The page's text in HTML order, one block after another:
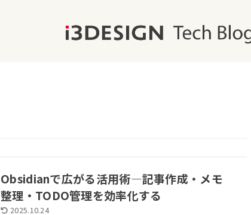
Obsidianで広がる活用術―記事作成・メモ
整理・TODO管理を効率化する
2025.10.24